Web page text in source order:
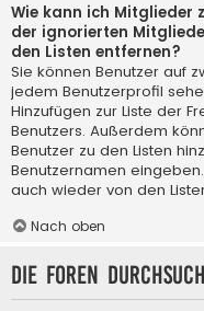
Wie kann ich Mitglieder
der ignorierten
den Listen entfernen?
Sie können Benutzer auf
jedem Benutzerprofil
Hinzufügen zur Liste der
Benutzers. Außerdem
Benutzer zu den Listen
Benutzernamen
auch wieder von den
Nach oben
Die Foren